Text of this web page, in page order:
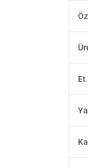
Et